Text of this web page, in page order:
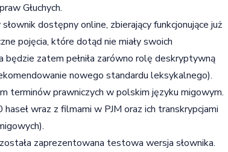
Głuchych.
dostępny online, zbierający funkcjonujące już
pojęcia, które dotąd nie miały swoich
będzie zatem pełniła zarówno rolę deskryptywną
nowego standardu leksykalnego).
terminów prawniczych w polskim języku migowym.
wraz z filmami w PJM oraz ich transkrypcjami
zaprezentowana testowa wersja słownika.